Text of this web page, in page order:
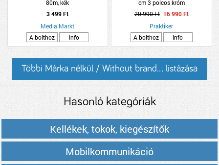
80m, kék
3 499 Ft
Media Markt
A bolthoz
Info
cm 3 polcos króm
20 990 Ft 16 990 Ft
Praktiker
A bolthoz
Info
Többi Márka nélkül / Without brand... listázása
Hasonló kategóriák
Kellékek, tokok, kiegészítők
Mobilkommunikáció